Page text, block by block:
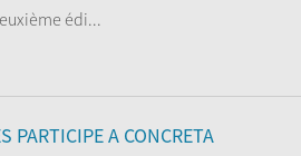
édi...
PARTICIPE A CONCRETA